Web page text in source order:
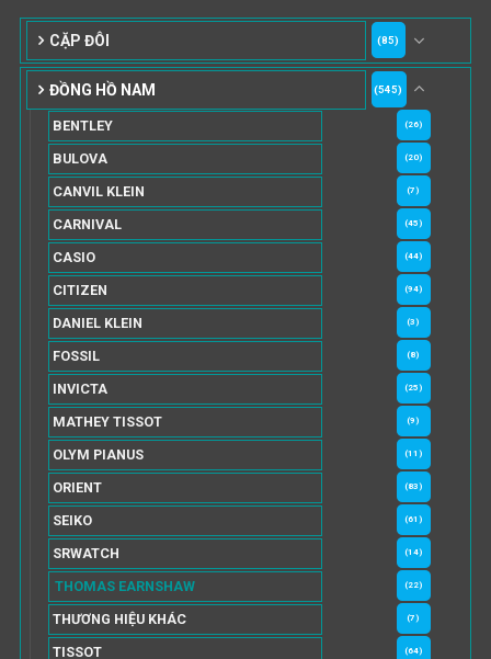
CẶP ĐÔI (85)
ĐỒNG HỒ NAM (545)
BENTLEY (26)
BULOVA (20)
CANVIL KLEIN (7)
CARNIVAL (45)
CASIO (44)
CITIZEN (94)
DANIEL KLEIN (3)
FOSSIL (8)
INVICTA (25)
MATHEY TISSOT (9)
OLYM PIANUS (11)
ORIENT (83)
SEIKO (61)
SRWATCH (14)
THOMAS EARNSHAW (22)
THƯƠNG HIỆU KHÁC (7)
TISSOT (64)